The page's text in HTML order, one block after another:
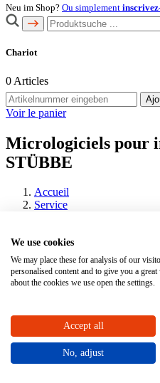
Neu im Shop? Ou simplement
Chariot
0 Articles
Voir le panier
Micrologiciels pour
STÜBBE
Accueil
Service
Nous mettons à disposition la
nos instrumentations
gratuitement.
Filtrez par type de produit ou
vous avez d'autres questions,
personnellement.
We use cookies
We may place these for analysis of our
personalised content and to give you a
about the cookies we use open the settings.
Accept all
No, adjust